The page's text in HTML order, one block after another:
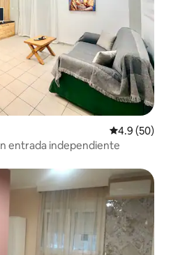
Calificación
4.9 (50)
entrada independiente